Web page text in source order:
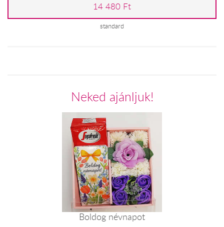
14 480 Ft
standard
Neked ajánljuk!
Boldog névnapot